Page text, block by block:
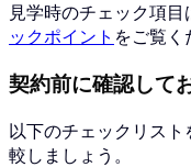
見学時のチェック項目
ックポイント をご覧く
契約前に確認して
以下のチェックリス
較しましょう。